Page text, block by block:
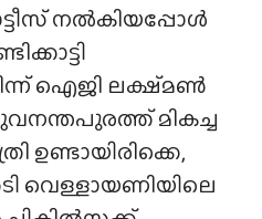
നൽകിയപ്പോൾ
ഐജി ലക്ഷ്‌മൺ
മികച്ച
വെള്ളായണിയിലെ